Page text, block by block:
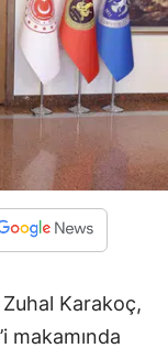
Karakoç,
makamında